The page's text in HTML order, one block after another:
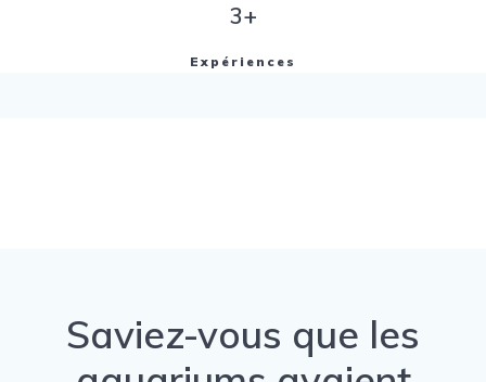
3+
Expériences
Saviez-vous que les